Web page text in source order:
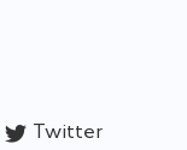
Twitter